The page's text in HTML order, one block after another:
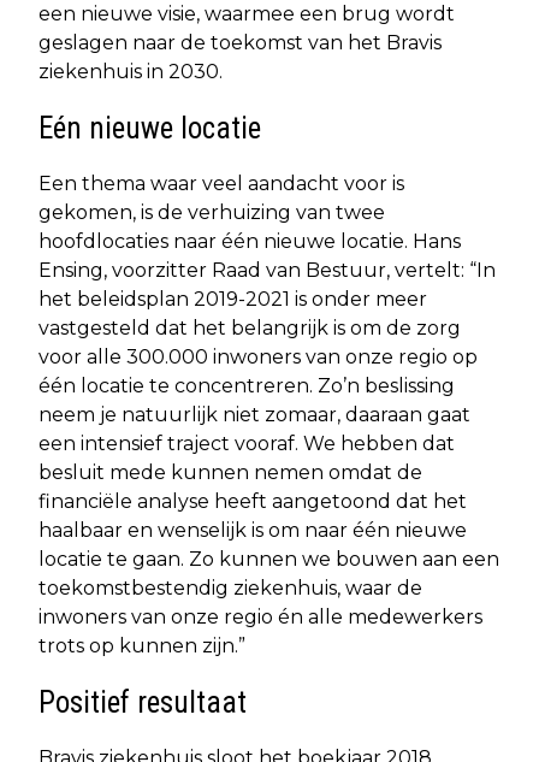
een nieuwe visie, waarmee een brug wordt
geslagen naar de toekomst van het Bravis
ziekenhuis in 2030.
Eén nieuwe locatie
Een thema waar veel aandacht voor is
gekomen, is de verhuizing van twee
hoofdlocaties naar één nieuwe locatie. Hans
Ensing, voorzitter Raad van Bestuur, vertelt: “In
het beleidsplan 2019-2021 is onder meer
vastgesteld dat het belangrijk is om de zorg
voor alle 300.000 inwoners van onze regio op
één locatie te concentreren. Zo’n beslissing
neem je natuurlijk niet zomaar, daaraan gaat
een intensief traject vooraf. We hebben dat
besluit mede kunnen nemen omdat de
financiële analyse heeft aangetoond dat het
haalbaar en wenselijk is om naar één nieuwe
locatie te gaan. Zo kunnen we bouwen aan een
toekomstbestendig ziekenhuis, waar de
inwoners van onze regio én alle medewerkers
trots op kunnen zijn.”
Positief resultaat